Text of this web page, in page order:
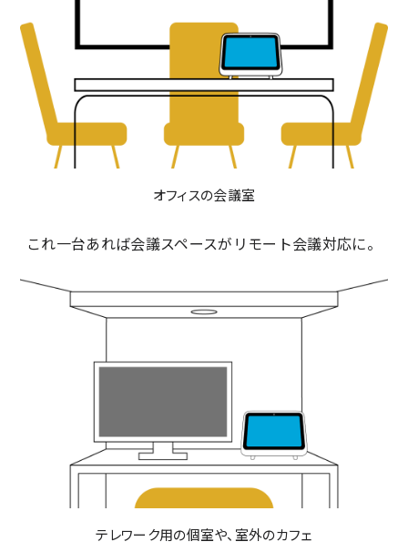
オフィスの会議室
これ一台あれば会議スペースがリモート会議対応に。
テレワーク用の個室や、室外のカフェ